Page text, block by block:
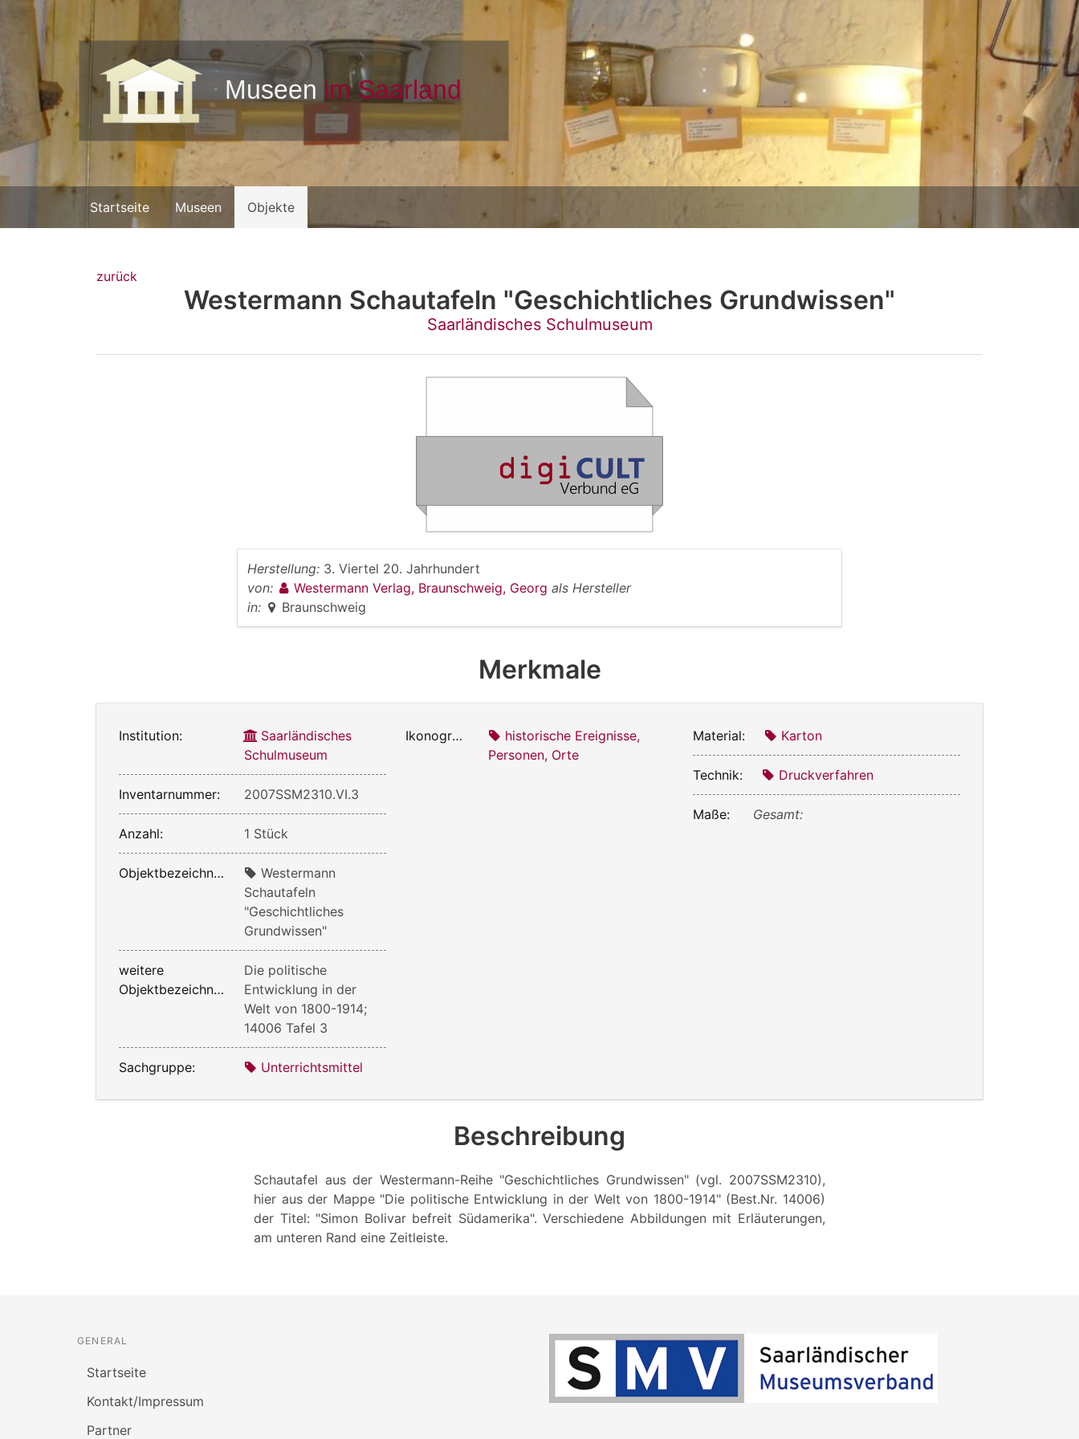
Startseite Museen Objekte
zurück
Westermann Schautafeln "Geschichtliches Grundwissen"
Saarländisches Schulmuseum
Herstellung: 3. Viertel 20. Jahrhundert
von:
Westermann Verlag, Braunschweig, Georg als Hersteller
in:
Braunschweig
Merkmale
Institution:
Saarländisches
Schulmuseum
Inventarnummer: 2007SSM2310.VI.3
Anzahl: 1 Stück
Objektbezeichnung:
Westermann
Schautafeln
"Geschichtliches
Grundwissen"
weitere
Objektbezeichnung:
Die politische
Entwicklung in der
Welt von 1800-1914;
14006 Tafel 3
Sachgruppe: Unterrichtsmittel
Ikonografie:
historische Ereignisse,
Personen, Orte
Material: Karton
Technik: Druckverfahren
Maße: Gesamt:
Beschreibung
Schautafel aus der Westermann-Reihe "Geschichtliches Grundwissen" (vgl. 2007SSM2310),
hier aus der Mappe "Die politische Entwicklung in der Welt von 1800-1914" (Best.Nr. 14006)
der Titel: "Simon Bolivar befreit Südamerika". Verschiedene Abbildungen mit Erläuterungen,
am unteren Rand eine Zeitleiste.
GENERAL
Startseite
Kontakt/Impressum
Partner